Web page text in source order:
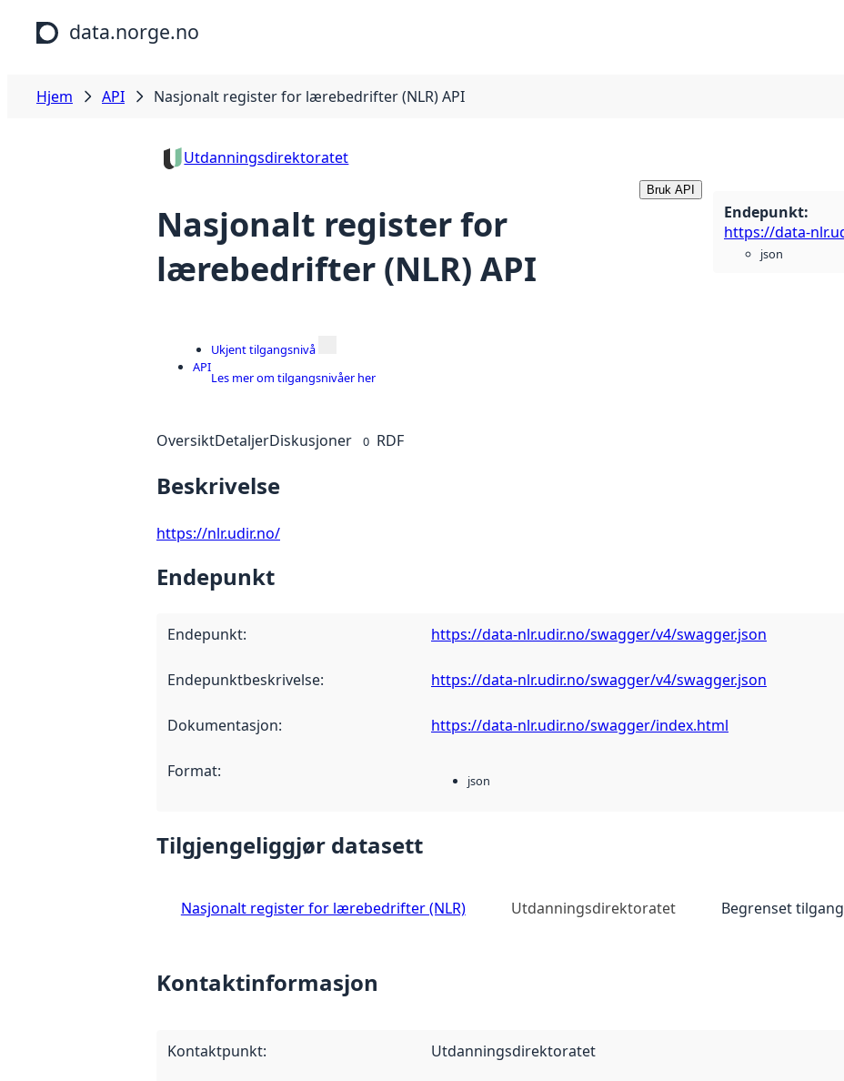
Hopp til hovedinnhold
data.norge.no
Hjem API Nasjonalt register for lærebedrifter (NLR) API
Utdanningsdirektoratet
Nasjonalt register for
lærebedrifter (NLR) API
Bruk API
Endepunkt:
json
API
Ukjent tilgangsnivå
Les mer om tilgangsnivåer her
OversiktDetaljerDiskusjoner 0 RDF
Beskrivelse
https://nlr.udir.no/
Endepunkt
Endepunkt: https://data-nlr.udir.no/swagger/v4/swagger.json
Endepunktbeskrivelse: https://data-nlr.udir.no/swagger/v4/swagger.json
Dokumentasjon: https://data-nlr.udir.no/swagger/index.html
Format: json
Tilgjengeliggjør datasett
Nasjonalt register for lærebedrifter (NLR) Utdanningsdirektoratet Begrenset tilgang
Kontaktinformasjon
Kontaktpunkt: Utdanningsdirektoratet